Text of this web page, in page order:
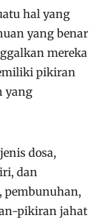
hal yang
yang benar
mereka
pikiran
yang
dosa,
dan
pembunuhan,
pikiran jahat